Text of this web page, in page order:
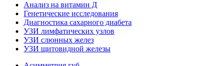
Анализ на витамин Д
Генетические исследования
Диагностика сахарного диабета
УЗИ лимфатических узлов
УЗИ слюнных желез
УЗИ щитовидной железы